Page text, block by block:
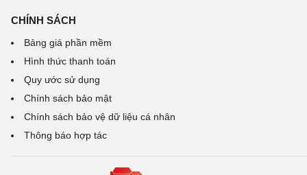
CHÍNH SÁCH
Bảng giá phần mềm
Hình thức thanh toán
Quy ước sử dụng
Chính sách bảo mật
Chính sách bảo vệ dữ liệu cá nhân
Thông báo hợp tác